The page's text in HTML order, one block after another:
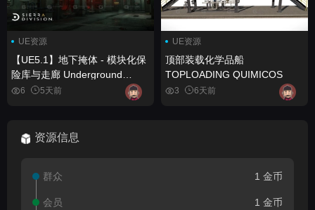
UE资源
【UE5.1】地下掩体 - 模块化保
险库与走廊 Underground
Bunker - Modular Vaults and
6 5天前
UE资源
顶部装载化学品船
TOPLOADING QUIMICOS
3 6天前
资源信息
群众 1 金币
会员 1 金币